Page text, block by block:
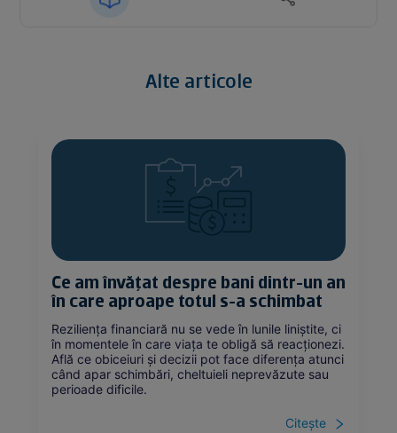
Alte articole
Ce am învățat despre bani dintr-un an
în care aproape totul s-a schimbat
Reziliența financiară nu se vede în lunile liniștite, ci
în momentele în care viața te obligă să reacționezi.
Află ce obiceiuri și decizii pot face diferența atunci
când apar schimbări, cheltuieli neprevăzute sau
perioade dificile.
Citește